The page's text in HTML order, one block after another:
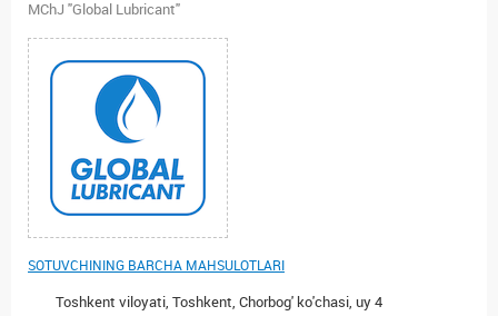
MChJ "Global Lubricant"
SOTUVCHINING BARCHA MAHSULOTLARI
Toshkent viloyati, Toshkent, Chorbog' ko'chasi, uy 4